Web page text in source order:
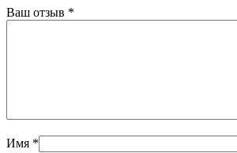
Ваш отзыв *
Имя *